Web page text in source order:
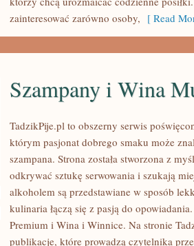
zainteresować zarówno osoby, [ Read
SZAMPANY
Szampany i Wina
TadzikPije.pl to obszerny serwis
którym pasjonat dobrego smaku może
szampana. Strona została stworzona z
odkrywać sztukę serwowania i szukają
alkoholem są przedstawiane w sposób
kulinaria łączą się z pasją do
Premium i Wina i Winnice. Na stronie
publikacje, które prowadzą czytelnika